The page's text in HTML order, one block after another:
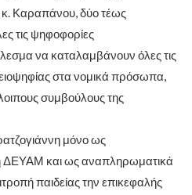
Καραπάνου, δύο τέως
τις ψηφοφορίες
να καταλαμβάνουν όλες τις
στα νομικά πρόσωπα,
συμβούλους της
μόνο ως
ΔΕΥΑΜ και ως αναπληρωματικά
παιδείας την επικεφαλής